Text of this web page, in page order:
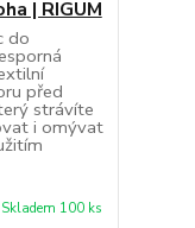
| RIGUM
do
před
strávíte
i omývat
Skladem 100 ks